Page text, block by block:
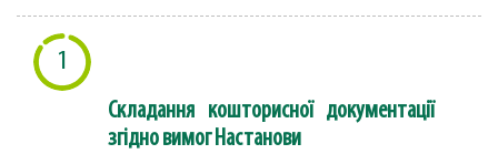
1
Складання кошторисної документації
згідно вимог Настанови